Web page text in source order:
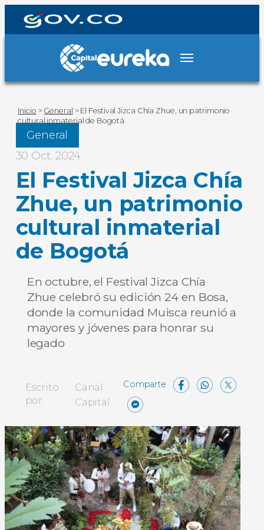
Inicio > General > El Festival Jizca Chía Zhue, un patrimonio
cultural inmaterial de Bogotá
General
30 Oct. 2024
El Festival Jizca Chía
Zhue, un patrimonio
cultural inmaterial
de Bogotá
En octubre, el Festival Jizca Chía
Zhue celebró su edición 24 en Bosa,
donde la comunidad Muisca reunió a
mayores y jóvenes para honrar su
legado
Escrito
por:
Canal
Capital